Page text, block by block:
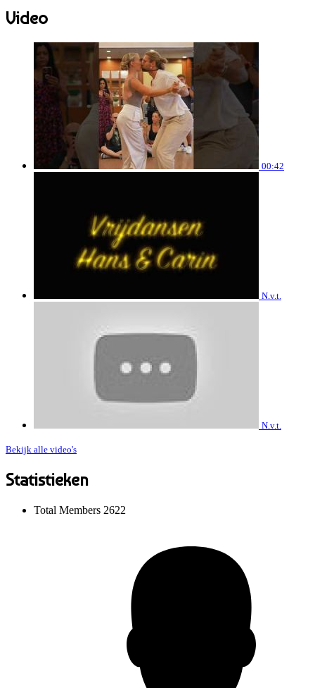
Video
00:42
N.v.t.
N.v.t.
Bekijk alle video's
Statistieken
Total Members 2622